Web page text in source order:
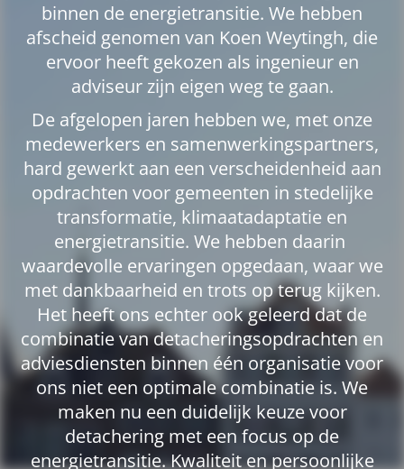
binnen de energietransitie. We hebben
afscheid genomen van Koen Weytingh, die
ervoor heeft gekozen als ingenieur en
adviseur zijn eigen weg te gaan.
De afgelopen jaren hebben we, met onze
medewerkers en samenwerkingspartners,
hard gewerkt aan een verscheidenheid aan
opdrachten voor gemeenten in stedelijke
transformatie, klimaatadaptatie en
energietransitie. We hebben daarin
waardevolle ervaringen opgedaan, waar we
met dankbaarheid en trots op terug kijken.
Het heeft ons echter ook geleerd dat de
combinatie van detacheringsopdrachten en
adviesdiensten binnen één organisatie voor
ons niet een optimale combinatie is. We
maken nu een duidelijk keuze voor
detachering met een focus op de
energietransitie. Kwaliteit en persoonlijke